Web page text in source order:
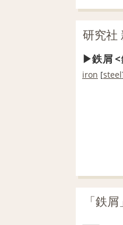
研究社
鉄屑
iron [steel
「鉄